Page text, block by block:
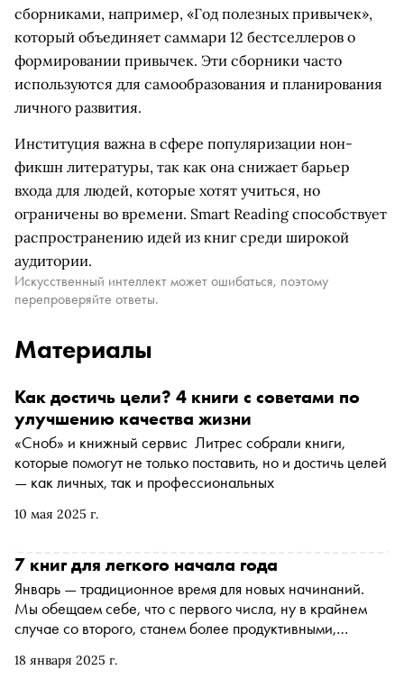
сборниками, например, «Год полезных привычек»,
который объединяет саммари 12 бестселлеров о
формировании привычек. Эти сборники часто
используются для самообразования и планирования
личного развития.
Институция важна в сфере популяризации нон-
фикшн литературы, так как она снижает барьер
входа для людей, которые хотят учиться, но
ограничены во времени. Smart Reading способствует
распространению идей из книг среди широкой
аудитории.
Искусственный интеллект может ошибаться, поэтому
перепроверяйте ответы.
Материалы
10 мая 2025 г.
Как достичь цели? 4 книги с советами по
улучшению качества жизни
«Сноб» и книжный сервис Литрес собрали книги,
которые помогут не только поставить, но и достичь целей
— как личных, так и профессиональных
18 января 2025 г.
7 книг для легкого начала года
Январь — традиционное время для новых начинаний.
Мы обещаем себе, что с первого числа, ну в крайнем
случае со второго, станем более продуктивными,
времени проводить с близкими. Нон-фикшн-редактор